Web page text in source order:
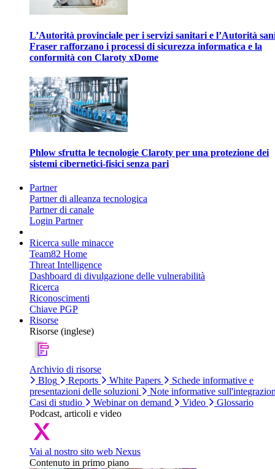
L’Autorità provinciale per i servizi sanitari e l’Autorità
Fraser rafforzano i processi di sicurezza informatica e la
conformità con Claroty xDome
Phlow sfrutta le tecnologie Claroty per una protezione dei
sistemi cibernetici-fisici senza pari
Partner
Partner di alleanza tecnologica
Partner di canale
Login Partner
Ricerca sulle minacce
Team82 Home
Threat Intelligence
Dashboard di divulgazione delle vulnerabilità
Ricerca
Riconoscimenti
Chiave PGP
Risorse
Risorse (inglese)
Archivio di risorse
Blog
Reports White Papers
Schede informative e
presentazioni delle soluzioni
Note informative
Casi di studio
Webinar on demand Video
Glossario
Podcast, articoli e video
Vai al nostro sito web Nexus
Contenuto in primo piano